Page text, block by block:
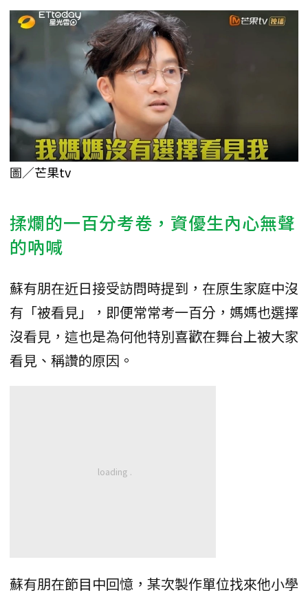
圖／芒果tv
揉爛的一百分考卷，資優生內心無聲
的吶喊
蘇有朋在近日接受訪問時提到，在原生家庭中沒
有「被看見」，即便常常考一百分，媽媽也選擇
沒看見，這也是為何他特別喜歡在舞台上被大家
看見、稱讚的原因。
蘇有朋在節目中回憶，某次製作單位找來他小學